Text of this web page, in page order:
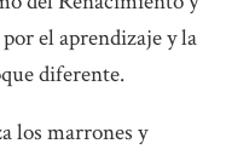
el aprendizaje y la
diferente.
los marrones y